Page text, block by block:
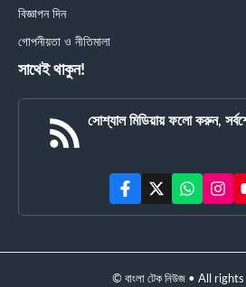
বিজ্ঞাপন দিন
গোপনীয়তা ও নীতিমালা
সাথেই থাকুন!
সোশ্যাল মিডিয়ায় ফলো করুন,
© বাংলা টেক নিউজ • All